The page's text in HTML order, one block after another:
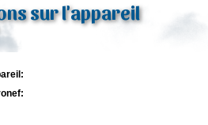
sur l'appareil